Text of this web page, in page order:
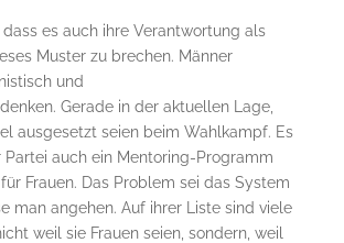
es auch ihre Verantwortung als
Muster zu brechen. Männer
und
Gerade in der aktuellen Lage,
ausgesetzt seien beim Wahlkampf. Es
Partei auch ein Mentoring-Programm
Frauen. Das Problem sei das System
man angehen. Auf ihrer Liste sind viele
weil sie Frauen seien, sondern, weil